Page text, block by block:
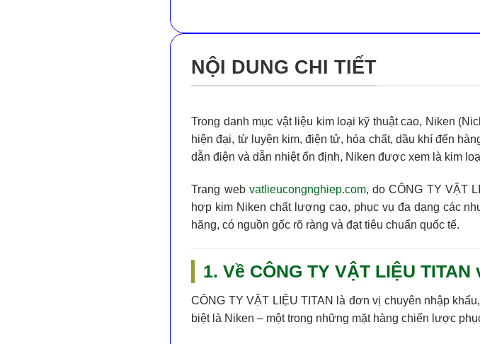
NỘI DUNG CHI TIẾT
Trong danh mục vật liệu kim loại kỹ thuật cao, Niken
hiện đại, từ luyện kim, điện tử, hóa chất, dầu khí đến
dẫn điện và dẫn nhiệt ổn định, Niken được xem là kim
Trang web vatlieucongnghiep.com, doCÔNG TY VẬT
hợp kim Niken chất lượng cao, phục vụ đa dạng các
hãng, có nguồn gốc rõ ràng và đạt tiêu chuẩn quốc tế.
1. Về CÔNG TY VẬT LIỆU
CÔNG TY VẬT LIỆU TITAN
là đơn vị chuyên nhập
biệt là Niken – một trong những mặt hàng chiến lược